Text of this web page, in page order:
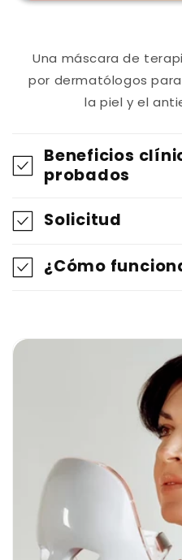
Una máscara de
por dermatólogos
la piel y el
o
n
t
e
n
i
o
d
Beneficios
probados
Solicitud
¿Cómo